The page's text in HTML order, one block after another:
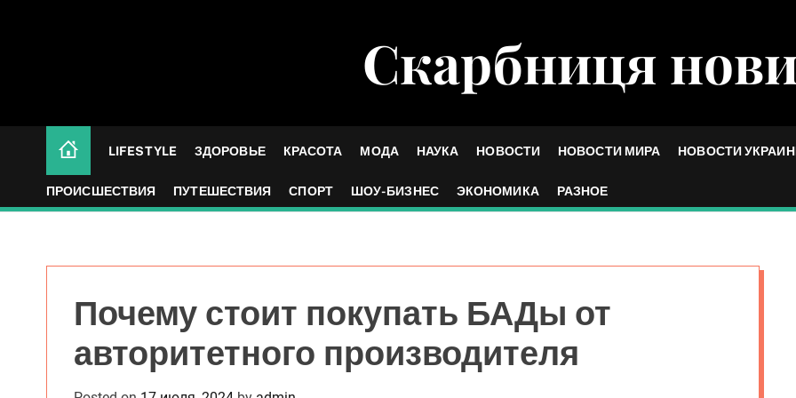
t
Скарбниця
LIFESTYLE ЗДОРОВЬЕ КРАСОТА МОДА НАУКА НОВОСТИ НОВОСТИ МИРА НОВОСТИ
ПРОИСШЕСТВИЯ ПУТЕШЕСТВИЯ СПОРТ ШОУ-БИЗНЕС ЭКОНОМИКА РАЗНОЕ
Почему стоит покупать БАДы от
авторитетного производителя